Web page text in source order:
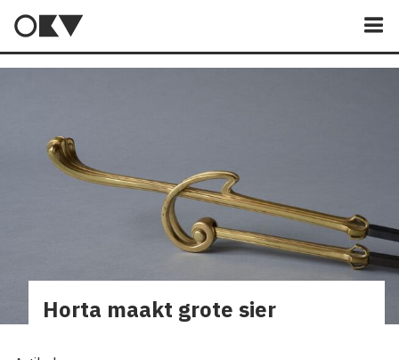
Horta maakt grote sier